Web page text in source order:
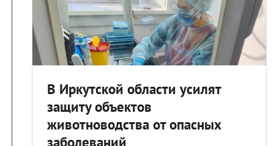
В Иркутской области усилят
защиту объектов
животноводства от опасных